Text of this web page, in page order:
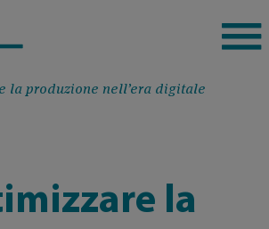
la produzione nell’era digitale
la